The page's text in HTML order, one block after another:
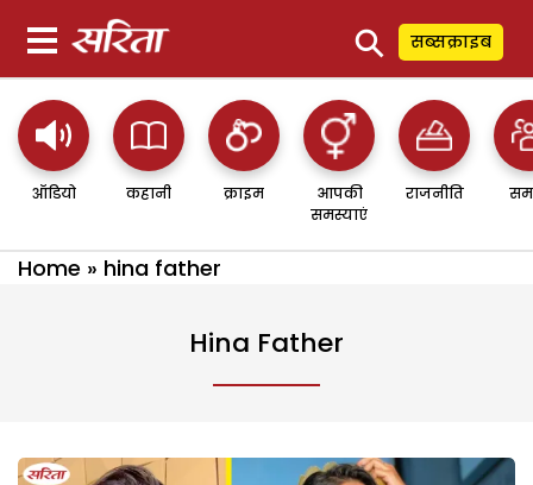
⚲ सब्सक्राइब
ऑडियो कहानी क्राइम
आपकी
समस्याएं
राजनीति
Home » hina father
Hina Father